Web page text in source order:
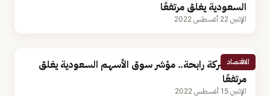
السعودية يغلق مرتفعًا
الإثنين 22 أغسطس 2022
الاقتصاد102 شركة رابحة.. مؤشر سوق الأسهم السعودية يغلق
مرتفعًا
الإثنين 15 أغسطس 2022